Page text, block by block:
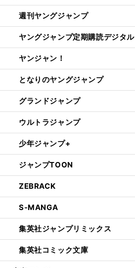
週刊ヤングジャンプ
ヤングジャンプ定期購読デジタル
ヤンジャン！
となりのヤングジャンプ
グランドジャンプ
ウルトラジャンプ
少年ジャンプ+
ジャンプTOON
ZEBRACK
S-MANGA
集英社ジャンプリミックス
集英社コミック文庫